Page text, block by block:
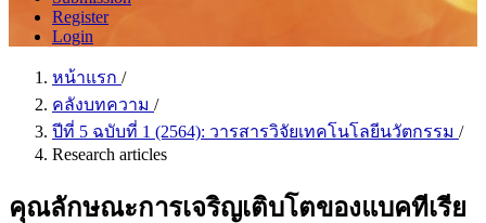
Register
Login
หน้าแรก /
คลังบทความ /
ปีที่ 5 ฉบับที่ 1 (2564): วารสารวิจัยเทคโนโลยีนวัตกรรม /
Research articles
คุณลักษณะการเจริญเติบโตของแบคทีเรีย